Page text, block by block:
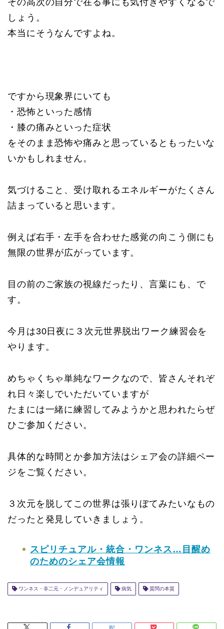
その高次の自分で在る事にも気付きやすくなるで
しょう。
本当にそうなんですよね。
ですから現象界にいても
・恐怖といった感情
・膝の痛みといった症状
をそのまま恐怖や痛みと思っているともったいな
いかもしれません。
気づけること、受け取れるエネルギーがたくさん
詰まっていると思います。
例えば右手・左手を合わせた感覚の向こう側にも
無限の世界が広がっています。
目の前のご家族の視線だったり、言葉にも、で
す。
今月は30日夜に３次元世界脱出ワーク練習会を
やります。
めちゃくちゃ単純なワークなので、皆さんそれぞ
れ日々楽しでいただいていますが
たまには一緒に練習してみようかと思われたらぜ
ひご参加ください。
具体的な時間とか参加方法はシェア会の詳細ペー
ジをご覧ください。
３次元を脱してこの世界は張りぼてみたいなもの
だったと発見していきましょう。
スピリチュアル・統合・ワンネス…目醒め
のためのシェア会情報
ワンネス・非二元・ノンデュアリティ 病気 質問の本質